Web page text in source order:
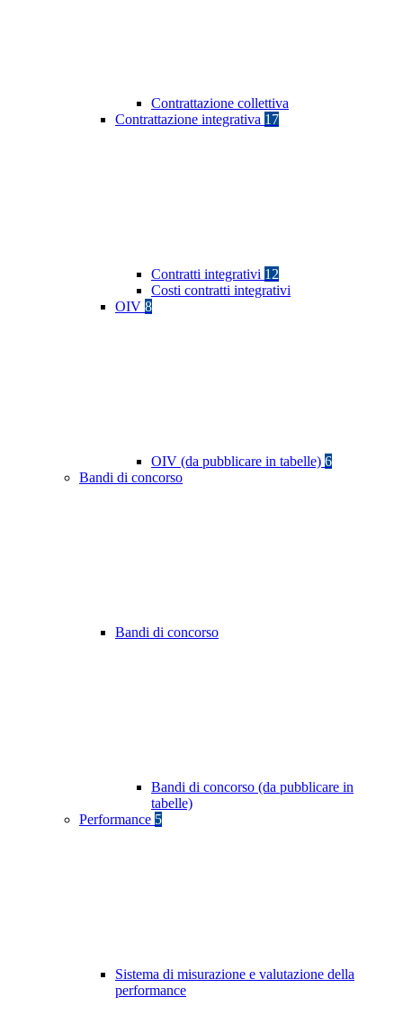
Contrattazione collettiva
Contrattazione integrativa 17
Contratti integrativi 12
Costi contratti integrativi
OIV 8
OIV (da pubblicare in tabelle) 6
Bandi di concorso
Bandi di concorso
Bandi di concorso (da pubblicare in
tabelle)
Performance 5
Sistema di misurazione e valutazione della
performance